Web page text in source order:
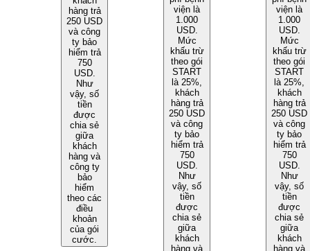
hàng trả
250 USD
và công
ty bảo
hiểm trả
750
USD.
Như
vậy, số
tiền
được
chia sẻ
giữa
khách
hàng và
công ty
bảo
hiểm
theo các
điều
khoản
của gói
cước.
viện là
1.000
USD.
Mức
khấu trừ
theo gói
START
là 25%,
khách
hàng trả
250 USD
và công
ty bảo
hiểm trả
750
USD.
Như
vậy, số
tiền
được
chia sẻ
giữa
khách
hàng và
viện là
1.000
USD.
Mức
khấu trừ
theo gói
START
là 25%,
khách
hàng trả
250 USD
và công
ty bảo
hiểm trả
750
USD.
Như
vậy, số
tiền
được
chia sẻ
giữa
khách
hàng và